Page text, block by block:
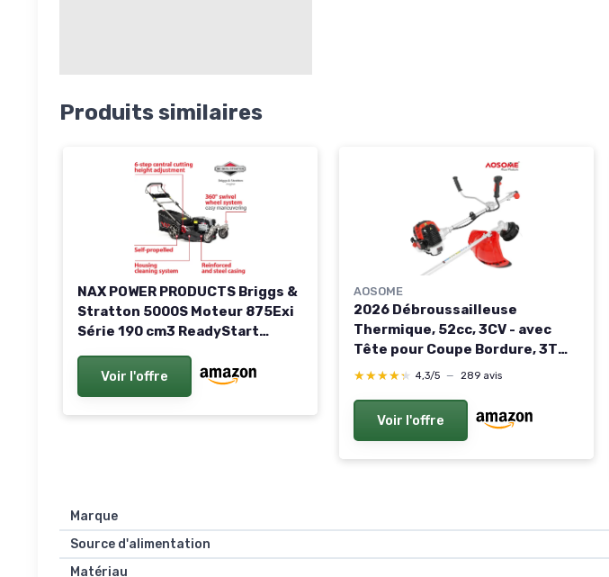
Produits similaires
NAX POWER PRODUCTS Briggs &
Stratton 5000S Moteur 875Exi
Série 190 cm3 ReadyStart
75L Roues pivotantes avant
Tondeuse à gazon à traction à
Voir l'offre
AOSOME
2026 Débroussailleuse
Thermique, 52cc, 3CV - avec
Tête pour Coupe Bordure, 3T
Lame, Debroussailleuse à
★★★★★
★★★★★ 4,3/5 — 289 avis
Voir l'offre
Marque
Source d'alimentation
Matériau